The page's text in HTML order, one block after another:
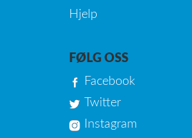
Hjelp
FØLG OSS
Facebook
Twitter
Instagram